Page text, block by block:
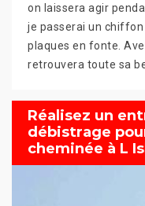
on laissera agir
je passerai un
plaques en fonte.
retrouvera toute sa
Réalisez un
débistrage
cheminée à L